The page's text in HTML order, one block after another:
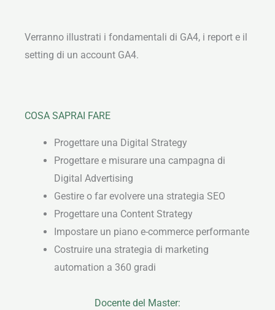
Verranno illustrati i fondamentali di GA4, i report e il
setting di un account GA4.
COSA SAPRAI FARE
Progettare una Digital Strategy
Progettare e misurare una campagna di
Digital Advertising
Gestire o far evolvere una strategia SEO
Progettare una Content Strategy
Impostare un piano e-commerce performante
Costruire una strategia di marketing
automation a 360 gradi
Docente del Master: